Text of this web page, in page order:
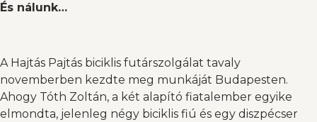
És nálunk…
A Hajtás Pajtás biciklis futárszolgálat tavaly
novemberben kezdte meg munkáját Budapesten.
Ahogy Tóth Zoltán, a két alapító fiatalember egyike
elmondta, jelenleg négy biciklis fiú és egy diszpécser